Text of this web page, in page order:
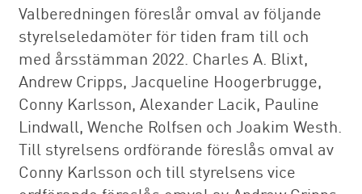
Valberedningen föreslår omval av följande
styrelseledamöter för tiden fram till och
med årsstämman 2022. Charles A. Blixt,
Andrew Cripps, Jacqueline Hoogerbrugge,
Conny Karlsson, Alexander Lacik, Pauline
Lindwall, Wenche Rolfsen och Joakim Westh.
Till styrelsens ordförande föreslås omval av
Conny Karlsson och till styrelsens vice